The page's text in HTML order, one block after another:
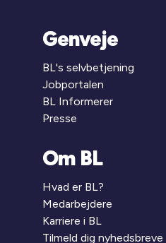
Genveje
BL's selvbetjening
Jobportalen
BL Informerer
Presse
Om BL
Hvad er BL?
Medarbejdere
Karriere i BL
Tilmeld dig nyhedsbreve